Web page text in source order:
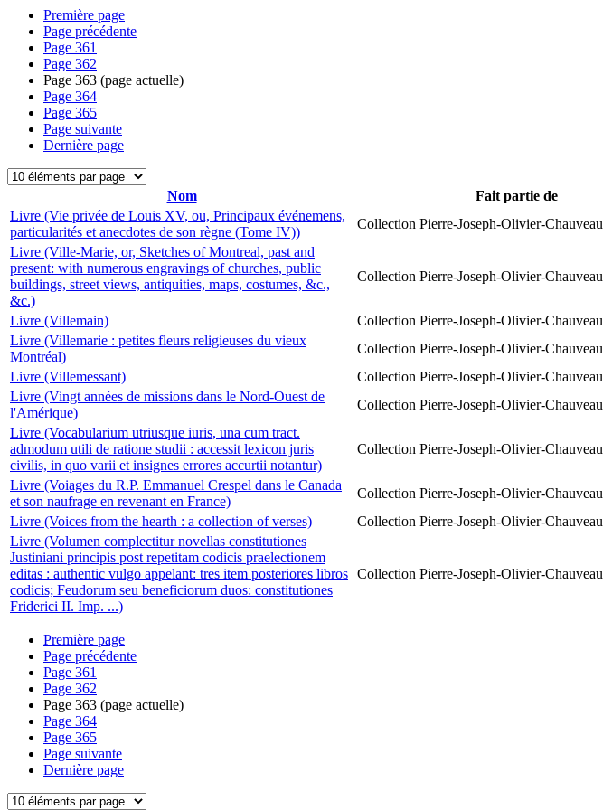
Première page
Page précédente
Page 361
Page 362
Page 363 (page actuelle)
Page 364
Page 365
Page suivante
Dernière page
Nom Fait partie de
Livre (Vie privée de Louis XV, ou, Principaux événemens,
particularités et anecdotes de son règne (Tome IV))
Collection Pierre-Joseph-Olivier-Chauveau
Livre (Ville-Marie, or, Sketches of Montreal, past and
present: with numerous engravings of churches, public
buildings, street views, antiquities, maps, costumes, &c.,
&c.)
Collection Pierre-Joseph-Olivier-Chauveau
Livre (Villemain) Collection Pierre-Joseph-Olivier-Chauveau
Livre (Villemarie : petites fleurs religieuses du vieux
Montréal)
Collection Pierre-Joseph-Olivier-Chauveau
Livre (Villemessant)
Collection Pierre-Joseph-Olivier-Chauveau
Livre (Vingt années de missions dans le Nord-Ouest de
l'Amérique)
Collection Pierre-Joseph-Olivier-Chauveau
Livre (Vocabularium utriusque iuris, una cum tract.
admodum utili de ratione studii : accessit lexicon juris
civilis, in quo varii et insignes errores accurtii notantur)
Collection Pierre-Joseph-Olivier-Chauveau
Livre (Voiages du R.P. Emmanuel Crespel dans le Canada
et son naufrage en revenant en France)
Collection Pierre-Joseph-Olivier-Chauveau
Livre (Voices from the hearth : a collection of verses)
Collection Pierre-Joseph-Olivier-Chauveau
Livre (Volumen complectitur novellas constitutiones
Justiniani principis post repetitam codicis praelectionem
editas : authentic vulgo appelant: tres item posteriores libros
codicis; Feudorum seu beneficiorum duos: constitutiones
Friderici II. Imp. ...)
Collection Pierre-Joseph-Olivier-Chauveau
Première page
Page précédente
Page 361
Page 362
Page 363 (page actuelle)
Page 364
Page 365
Page suivante
Dernière page